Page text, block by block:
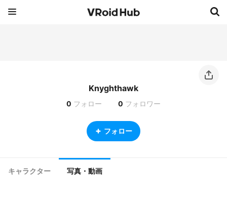
Knyghthawk
0 フォロー 0 フォロワー
フォロー
キャラクター 写真・動画